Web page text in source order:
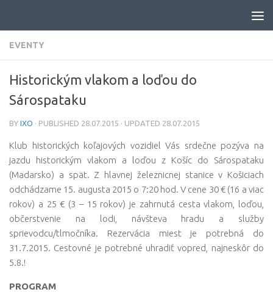
EVENTY
Historickým vlakom a loďou do
Sárospataku
BY IXO · PUBLISHED 28.07.2015 · UPDATED 28.07.2015
Klub historických koľajových vozidiel Vás srdečne pozýva na
jazdu historickým vlakom a loďou z Košíc do Sárospataku
(Madarsko) a spät. Z hlavnej železnicnej stanice v Košiciach
odchádzame 15. augusta 2015 o 7:20 hod. V cene 30 € (16 a viac
rokov) a 25 € (3 – 15 rokov) je zahrnutá cesta vlakom, loďou,
občerstvenie na lodi, návšteva hradu a služby
sprievodcu/tlmočníka. Rezervácia miest je potrebná do
31.7.2015. Cestovné je potrebné uhradiť vopred, najneskôr do
5.8.!
PROGRAM